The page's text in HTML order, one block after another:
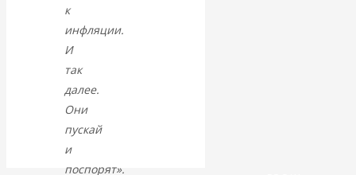
кризис в
банковской
сфере России
уже начался
к
инфляции.
И
так
далее.
Они
пускай
и
поспорят».